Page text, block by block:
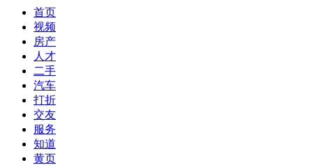
首页
视频
房产
人才
二手
汽车
打折
交友
服务
知道
黄页